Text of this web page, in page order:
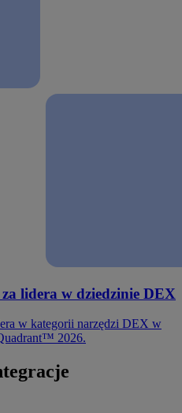
lidera w dziedzinie DEX
w kategorii narzędzi DEX w
2026.